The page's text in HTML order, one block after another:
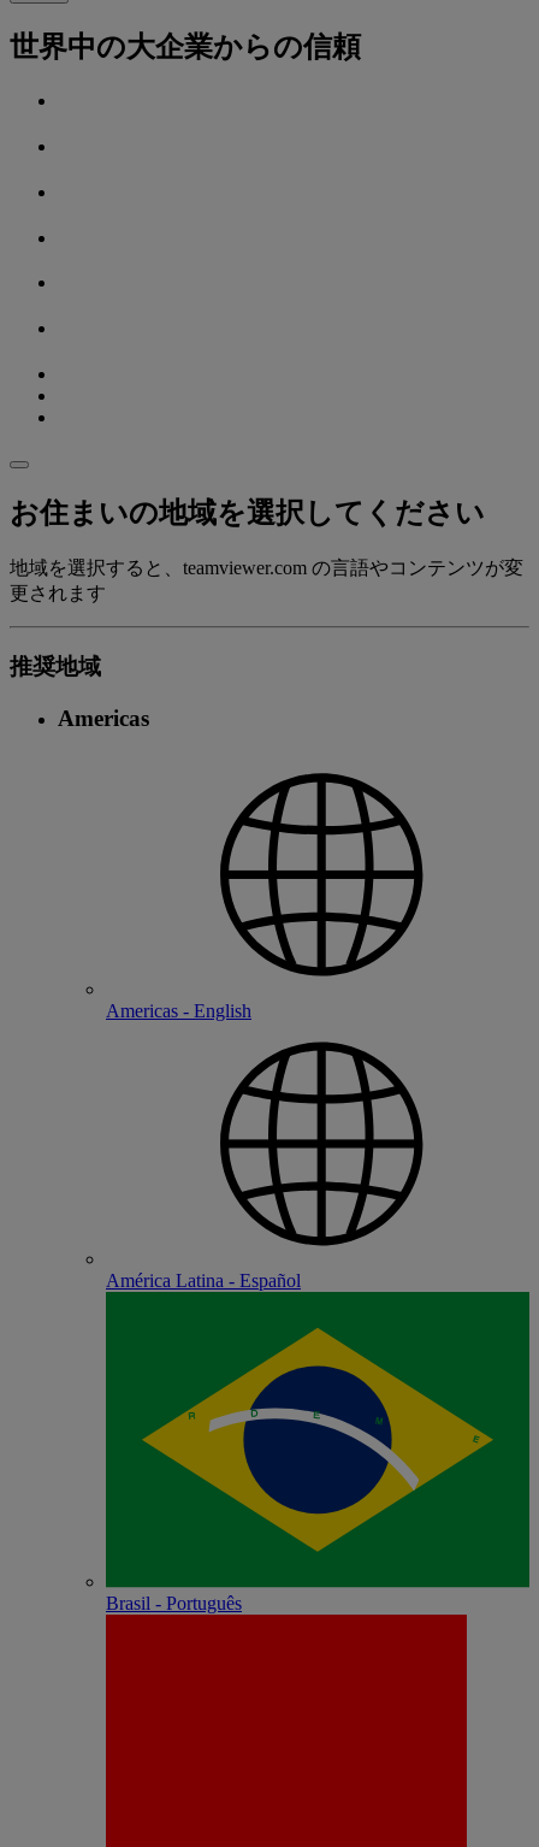
世界中の大企業からの信頼
お住まいの地域を選択してください
地域を選択すると、teamviewer.com の言語やコンテンツが変
更されます
推奨地域
Americas
Americas - English
América Latina - Español
Brasil - Português